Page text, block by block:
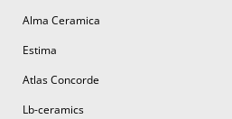
Alma Ceramica
Estima
Atlas Concorde
Lb-ceramics